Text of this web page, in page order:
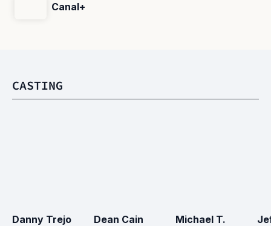
Canal+
CASTING
Danny Trejo
Dean Cain
Michael T.